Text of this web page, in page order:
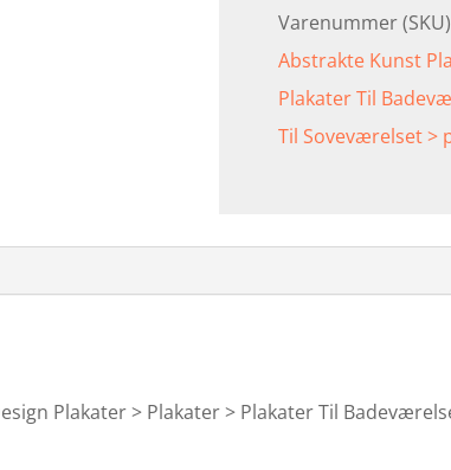
Varenummer
Abstrakte Kunst
Plakater Til
Til Soveværelset >
Plakater > Plakater > Plakater Til